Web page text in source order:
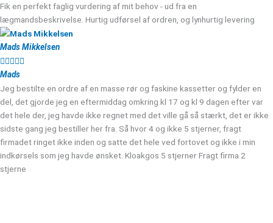
Fik en perfekt faglig vurdering af mit behov - ud fra en
lægmandsbeskrivelse. Hurtig udførsel af ordren, og lynhurtig levering
Mads Mikkelsen

Mads
Jeg bestilte en ordre af en masse rør og faskine kassetter og fylder en
del, det gjorde jeg en eftermiddag omkring kl 17 og kl 9 dagen efter var
det hele der, jeg havde ikke regnet med det ville gå så stærkt, det er ikke
sidste gang jeg bestiller her fra. Så hvor 4 og ikke 5 stjerner, fragt
firmadet ringet ikke inden og satte det hele ved fortovet og ikke i min
indkørsels som jeg havde ønsket. Kloakgos 5 stjerner Fragt firma 2
stjerne